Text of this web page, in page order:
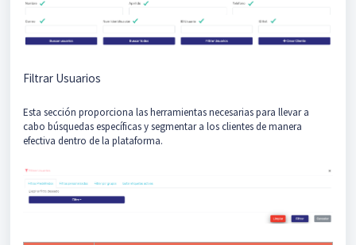
Filtrar Usuarios
Esta sección proporciona las herramientas necesarias para llevar a
cabo búsquedas específicas y segmentar a los clientes de manera
efectiva dentro de la plataforma.